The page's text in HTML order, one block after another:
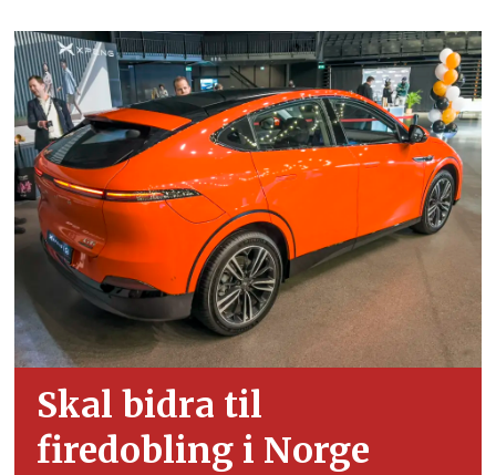
Skal bidra til
firedobling i Norge